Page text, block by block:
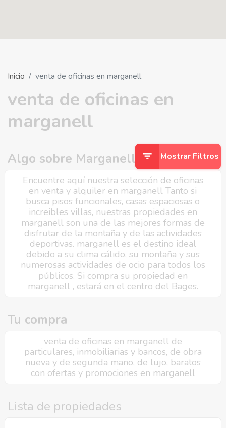
Inicio venta de oficinas en marganell
venta de oficinas en
marganell
Mostrar Filtros
Algo sobre Marganell
Encuentre aquí nuestra selección de oficinas
en venta y alquiler en marganell Tanto si
busca pisos funcionales, casas espaciosas o
increibles villas, nuestras propiedades en
marganell son una de las mejores formas de
disfrutar de la montaña y de las actividades
deportivas. marganell es el destino ideal
debido a su clima cálido, su montaña y sus
numerosas actividades de ocio para todos los
públicos. Si compra su propiedad en
marganell , estará en el centro del Bages.
Tu compra
venta de oficinas en marganell de
particulares, inmobiliarias y bancos, de obra
nueva y de segunda mano, de lujo, baratos
con ofertas y promociones en marganell
Lista de propiedades